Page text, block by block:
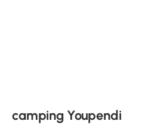
camping Youpendi